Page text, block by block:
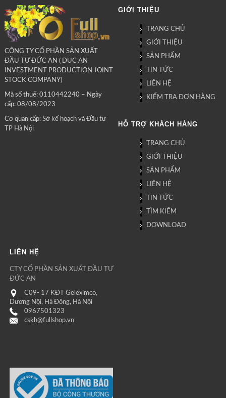
CÔNG TY CỔ PHẦN SẢN XUẤT
ĐẦU TƯ ĐỨC AN ( DUC AN
INVESTMENT PRODUCTION JOINT
STOCK COMPANY)
Mã số thuế: 0110442240 – Ngày
cấp: 08/08/2023
Cơ quan cấp: Sở kế hoạch và Đầu tư
TP Hà Nội
GIỚI THIỆU
TRANG CHỦ
GIỚI THIỆU
SẢN PHẨM
TIN TỨC
LIÊN HỆ
KIỂM TRA ĐƠN HÀNG
HỖ TRỢ KHÁCH HÀNG
TRANG CHỦ
GIỚI THIỆU
SẢN PHẨM
LIÊN HỆ
TIN TỨC
TÌM KIẾM
DOWNLOAD
LIÊN HỆ
CTY CỔ PHẦN SẢN XUẤT ĐẦU TƯ
ĐỨC AN
C09- 17 KĐT Geleximco,
Dương Nội, Hà Đông, Hà Nội
0967501323
cskh@fullshop.vn